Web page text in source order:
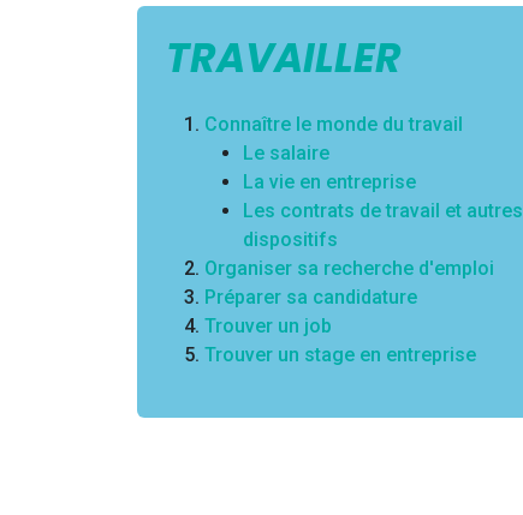
TRAVAILLER
Connaître le monde du travail
Le salaire
La vie en entreprise
Les contrats de travail et autres
dispositifs
Organiser sa recherche d'emploi
Préparer sa candidature
Trouver un job
Trouver un stage en entreprise